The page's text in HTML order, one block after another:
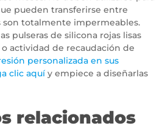
pueden transferirse entre
son totalmente impermeables.
pulseras de silicona rojas lisas
actividad de recaudación de
personalizada en sus
clic aquíy empiece a diseñarlas
relacionados